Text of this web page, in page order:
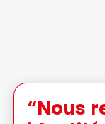
“Nous